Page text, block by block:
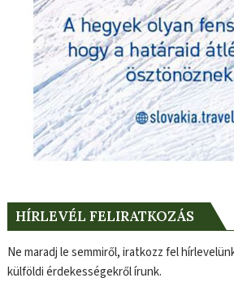
HÍRLEVÉL FELIRATKOZÁS
Ne maradj le semmiről, iratkozz fel
külföldi érdekességekről írunk.